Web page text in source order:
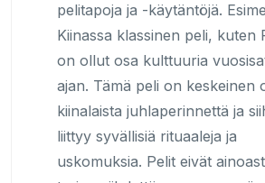
pelitapoja ja -käytäntöjä.
Kiinassa klassinen peli, kuten
on ollut osa kulttuuria
ajan. Tämä peli on keskeinen
kiinalaista juhlaperinnettä ja
liittyy syvällisiä rituaaleja ja
uskomuksia. Pelit eivät